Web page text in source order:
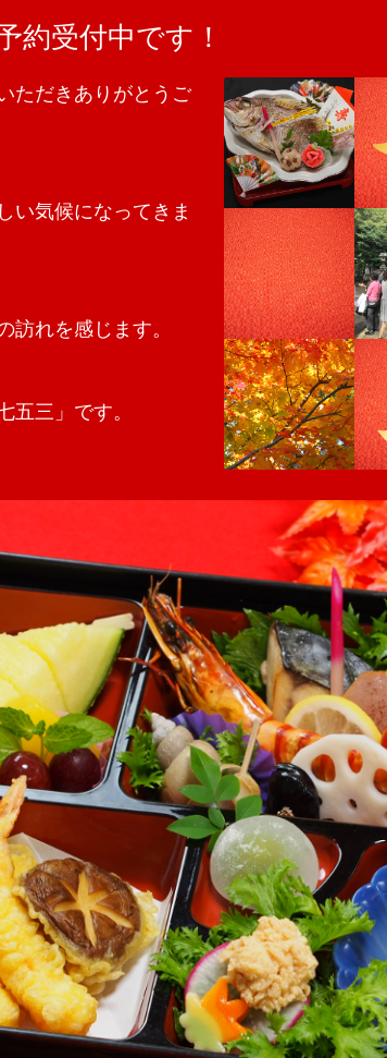
約受付中です！
ただきありがとうご
い気候になってきま
訪れを感じます。
五三」です。